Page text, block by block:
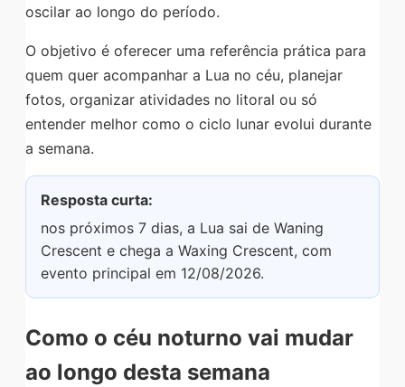
oscilar ao longo do período.
O objetivo é oferecer uma referência prática para
quem quer acompanhar a Lua no céu, planejar
fotos, organizar atividades no litoral ou só
entender melhor como o ciclo lunar evolui durante
a semana.
Resposta curta:
nos próximos 7 dias, a Lua sai de Waning
Crescent e chega a Waxing Crescent, com
evento principal em 12/08/2026.
Como o céu noturno vai mudar
ao longo desta semana